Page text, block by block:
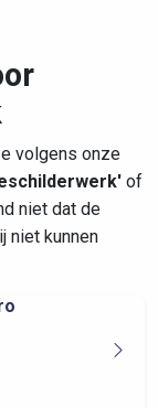
volgens onze
of
niet dat de
niet kunnen